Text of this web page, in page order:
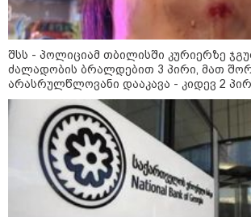
ტერორისტული
უკანონო
მაინც
მოთხოვნებს?"
21:17 / 08-08-2026
აშშ-მა
დაფუძნებული
დაასანქცირა
18:35 / 08-08-2026
შსს - პოლიციამ თბილისში კურიერზე
ძალადობის ბრალდებით 3 პირი, მათ
არასრულწლოვანი დააკავა - კიდევ 2
მიზნით კი შესაბამისი ღონისძიებები